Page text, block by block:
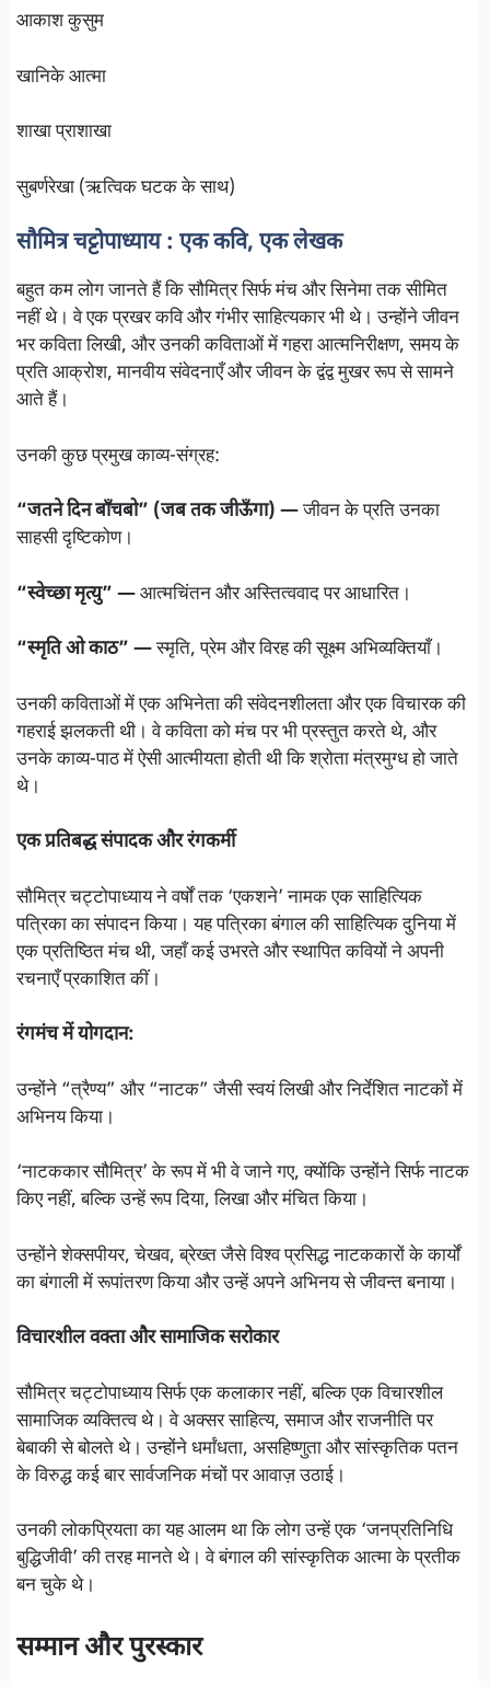
आकाश कुसुम
खानिके आत्मा
शाखा प्राशाखा
सुबर्णरेखा (ऋत्विक घटक के साथ)
सौमित्र चट्टोपाध्याय : एक कवि, एक लेखक
बहुत कम लोग जानते हैं कि सौमित्र सिर्फ मंच और सिनेमा तक सीमित
नहीं थे। वे एक प्रखर कवि और गंभीर साहित्यकार भी थे। उन्होंने जीवन
भर कविता लिखी, और उनकी कविताओं में गहरा आत्मनिरीक्षण, समय के
प्रति आक्रोश, मानवीय संवेदनाएँ और जीवन के द्वंद्व मुखर रूप से सामने
आते हैं।
उनकी कुछ प्रमुख काव्य-संग्रह:
“जतने दिन बाँचबो” (जब तक जीऊँगा) —जीवन के प्रति उनका
साहसी दृष्टिकोण।
“स्वेच्छा मृत्यु” —आत्मचिंतन और अस्तित्ववाद पर आधारित।
“स्मृति ओ काठ” —स्मृति, प्रेम और विरह की सूक्ष्म अभिव्यक्तियाँ।
उनकी कविताओं में एक अभिनेता की संवेदनशीलता और एक विचारक की
गहराई झलकती थी। वे कविता को मंच पर भी प्रस्तुत करते थे, और
उनके काव्य-पाठ में ऐसी आत्मीयता होती थी कि श्रोता मंत्रमुग्ध हो जाते
थे।
एक प्रतिबद्ध संपादक और रंगकर्मी
सौमित्र चट्टोपाध्याय ने वर्षों तक ‘एकशने’ नामक एक साहित्यिक
पत्रिका का संपादन किया। यह पत्रिका बंगाल की साहित्यिक दुनिया में
एक प्रतिष्ठित मंच थी, जहाँ कई उभरते और स्थापित कवियों ने अपनी
रचनाएँ प्रकाशित कीं।
रंगमंच में योगदान:
उन्होंने “त्रैण्य” और “नाटक” जैसी स्वयं लिखी और निर्देशित नाटकों में
अभिनय किया।
‘नाटककार सौमित्र’ के रूप में भी वे जाने गए, क्योंकि उन्होंने सिर्फ नाटक
किए नहीं, बल्कि उन्हें रूप दिया, लिखा और मंचित किया।
उन्होंने शेक्सपीयर, चेखव, ब्रेख्त जैसे विश्व प्रसिद्ध नाटककारों के कार्यों
का बंगाली में रूपांतरण किया और उन्हें अपने अभिनय से जीवन्त बनाया।
विचारशील वक्ता और सामाजिक सरोकार
सौमित्र चट्टोपाध्याय सिर्फ एक कलाकार नहीं, बल्कि एक विचारशील
सामाजिक व्यक्तित्व थे। वे अक्सर साहित्य, समाज और राजनीति पर
बेबाकी से बोलते थे। उन्होंने धर्मांधता, असहिष्णुता और सांस्कृतिक पतन
के विरुद्ध कई बार सार्वजनिक मंचों पर आवाज़ उठाई।
उनकी लोकप्रियता का यह आलम था कि लोग उन्हें एक ‘जनप्रतिनिधि
बुद्धिजीवी’ की तरह मानते थे। वे बंगाल की सांस्कृतिक आत्मा के प्रतीक
बन चुके थे।
सम्मान और पुरस्कार